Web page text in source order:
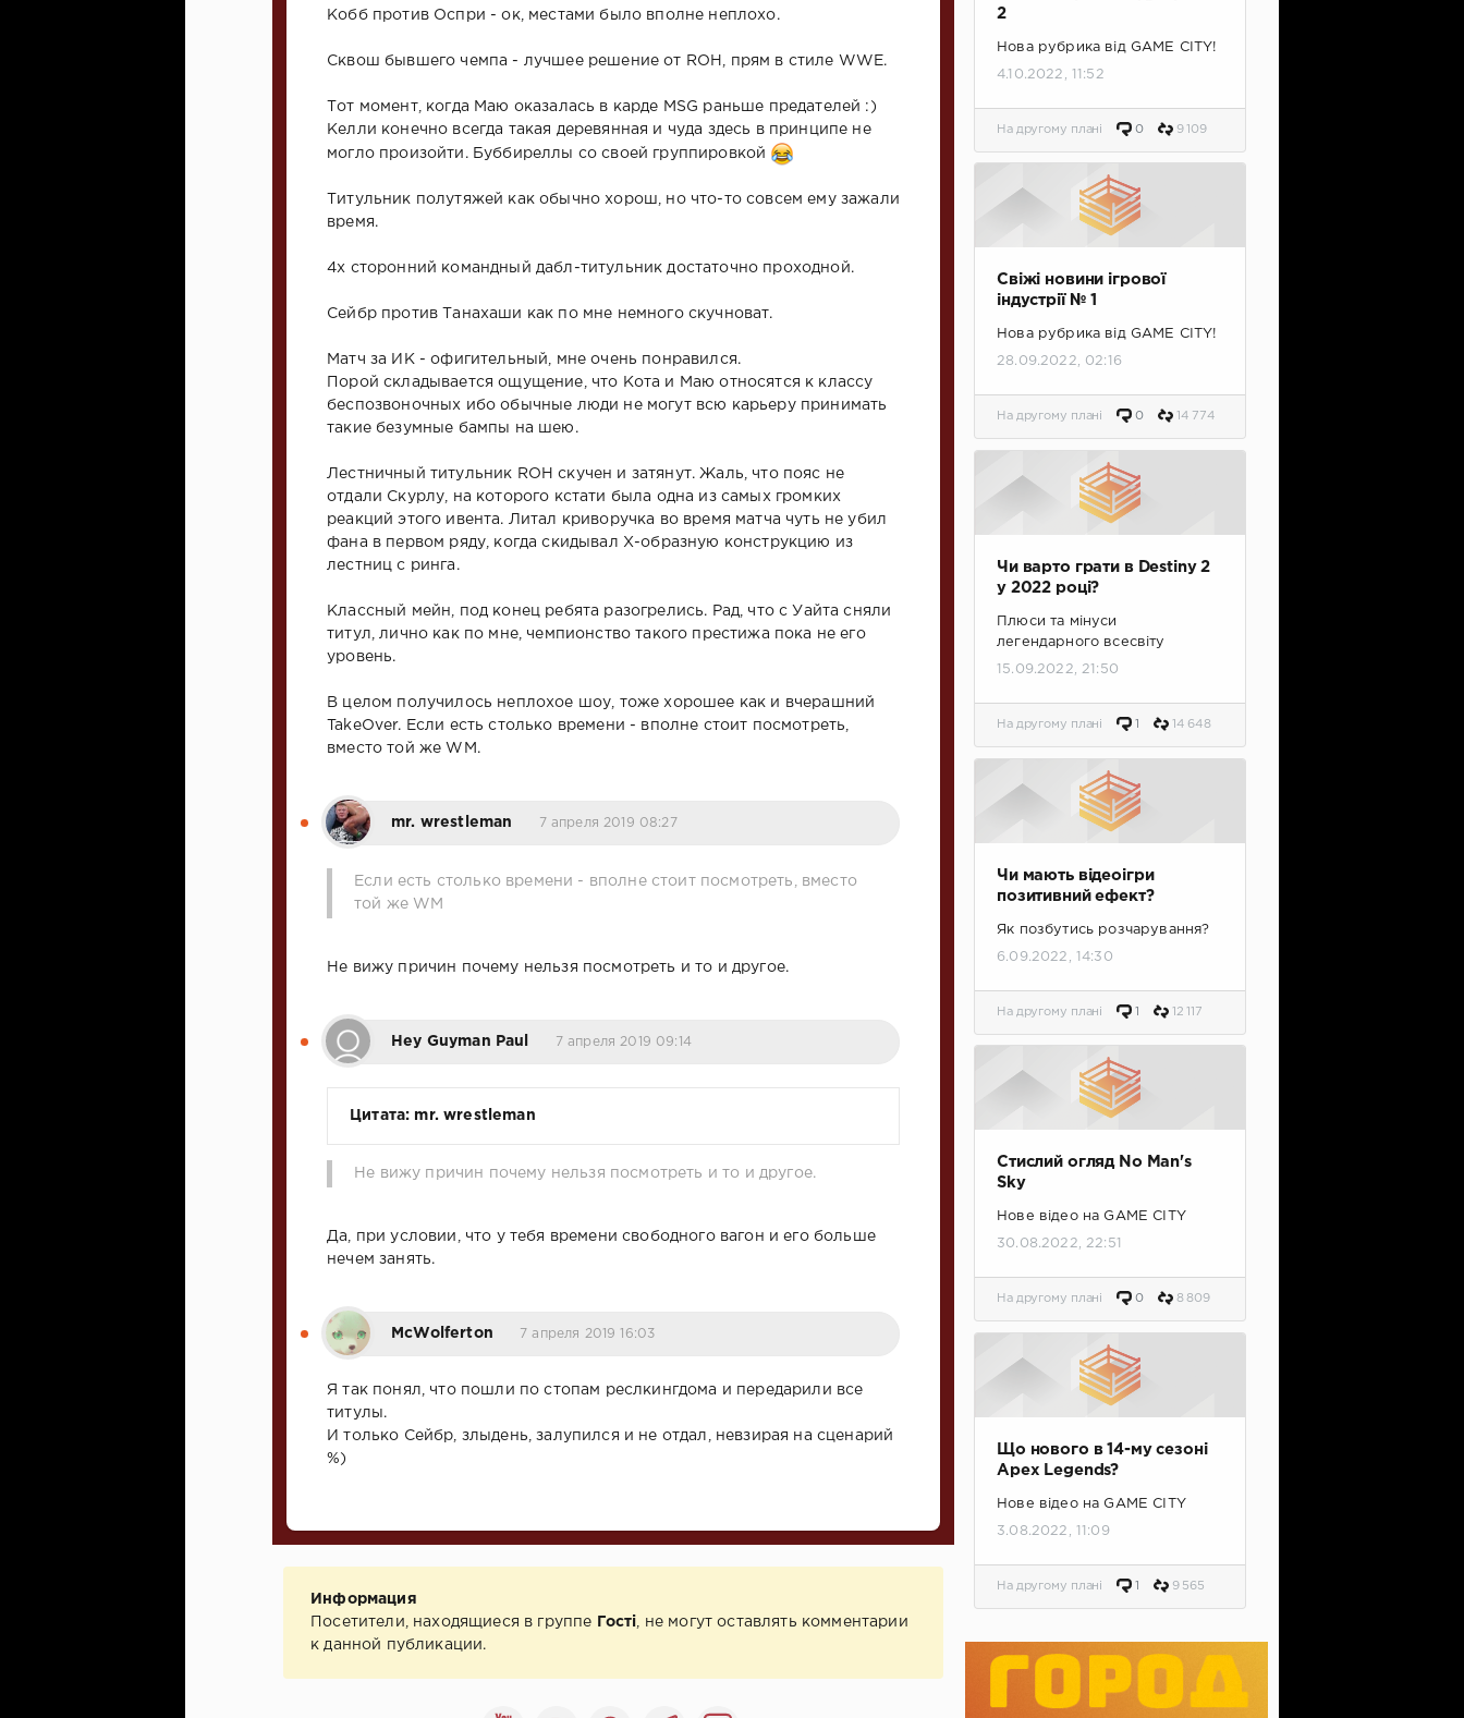
Кобб против Оспри - ок, местами было вполне неплохо.
Сквош бывшего чемпа - лучшее решение от ROH, прям в стиле WWE.
Тот момент, когда Маю оказалась в карде MSG раньше предателей :)
Келли конечно всегда такая деревянная и чуда здесь в принципе не
могло произойти. Буббиреллы со своей группировкой
Титульник полутяжей как обычно хорош, но что-то совсем ему зажали
время.
4х сторонний командный дабл-титульник достаточно проходной.
Сейбр против Танахаши как по мне немного скучноват.
Матч за ИК - офигительный, мне очень понравился.
Порой складывается ощущение, что Кота и Маю относятся к классу
беспозвоночных ибо обычные люди не могут всю карьеру принимать
такие безумные бампы на шею.
Лестничный титульник ROH скучен и затянут. Жаль, что пояс не
отдали Скурлу, на которого кстати была одна из самых громких
реакций этого ивента. Литал криворучка во время матча чуть не убил
фана в первом ряду, когда скидывал Х-образную конструкцию из
лестниц с ринга.
Классный мейн, под конец ребята разогрелись. Рад, что с Уайта сняли
титул, лично как по мне, чемпионство такого престижа пока не его
уровень.
В целом получилось неплохое шоу, тоже хорошее как и вчерашний
TakeOver. Если есть столько времени - вполне стоит посмотреть,
вместо той же WM.
mr. wrestleman 7 апреля 2019 08:27
Если есть столько времени - вполне стоит посмотреть, вместо
той же WM
Не вижу причин почему нельзя посмотреть и то и другое.
Hey Guyman Paul 7 апреля 2019 09:14
Цитата: mr. wrestleman
Не вижу причин почему нельзя посмотреть и то и другое.
Да, при условии, что у тебя времени свободного вагон и его больше
нечем занять.
McWolferton 7 апреля 2019 16:03
Я так понял, что пошли по стопам реслкингдома и передарили все
титулы.
И только Сейбр, злыдень, залупился и не отдал, невзирая на сценарий
%)
Информация
Посетители, находящиеся в группе
Гості , не могут оставлять комментарии
к данной публикации.
2
Нова рубрика від GAME CITY!
4.10.2022, 11:52
На другому плані 0 9 109
Свіжі новини ігрової
індустрії № 1
Нова рубрика від GAME CITY!
28.09.2022, 02:16
На другому плані 0 14 774
Чи варто грати в Destiny 2
у 2022 році?
Плюси та мінуси
легендарного всесвіту
15.09.2022, 21:50
На другому плані 1 14 648
Чи мають відеоігри
позитивний ефект?
Як позбутись розчарування?
6.09.2022, 14:30
На другому плані 1 12 117
Стислий огляд No Man's
Sky
Нове відео на GAME CITY
30.08.2022, 22:51
На другому плані 0 8 809
Що нового в 14-му сезоні
Apex Legends?
Нове відео на GAME CITY
3.08.2022, 11:09
На другому плані 1 9 565